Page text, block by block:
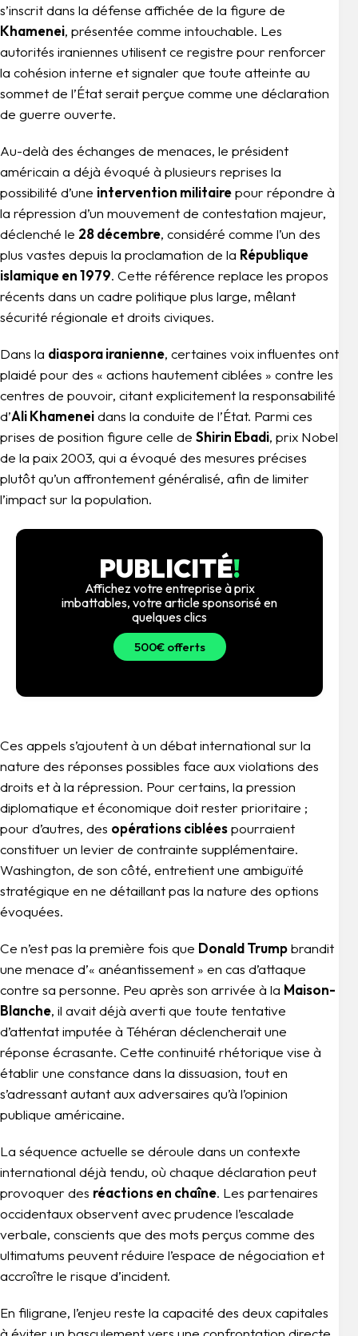
s’inscrit dans la défense affichée de la figure de
Khamenei, présentée comme intouchable. Les
autorités iraniennes utilisent ce registre pour renforcer
la cohésion interne et signaler que toute atteinte au
sommet de l’État serait perçue comme une déclaration
de guerre ouverte.
Au-delà des échanges de menaces, le président
américain a déjà évoqué à plusieurs reprises la
possibilité d’une intervention militairepour répondre à
la répression d’un mouvement de contestation majeur,
déclenché le 28 décembre, considéré comme l’un des
plus vastes depuis la proclamation de la République
islamique en 1979. Cette référence replace les propos
récents dans un cadre politique plus large, mêlant
sécurité régionale et droits civiques.
Dans la diaspora iranienne, certaines voix influentes ont
plaidé pour des « actions hautement ciblées » contre les
centres de pouvoir, citant explicitement la responsabilité
d’Ali Khameneidans la conduite de l’État. Parmi ces
prises de position figure celle de Shirin Ebadi, prix Nobel
de la paix 2003, qui a évoqué des mesures précises
plutôt qu’un affrontement généralisé, afin de limiter
l’impact sur la population.
PUBLICITÉ!
Affichez votre entreprise à prix
imbattables, votre article sponsorisé en
quelques clics
500€ offerts
Ces appels s’ajoutent à un débat international sur la
nature des réponses possibles face aux violations des
droits et à la répression. Pour certains, la pression
diplomatique et économique doit rester prioritaire ;
pour d’autres, des opérations cibléespourraient
constituer un levier de contrainte supplémentaire.
Washington, de son côté, entretient une ambiguïté
stratégique en ne détaillant pas la nature des options
évoquées.
Ce n’est pas la première fois que Donald Trumpbrandit
une menace d’« anéantissement » en cas d’attaque
contre sa personne. Peu après son arrivée à la Maison-
Blanche, il avait déjà averti que toute tentative
d’attentat imputée à Téhéran déclencherait une
réponse écrasante. Cette continuité rhétorique vise à
établir une constance dans la dissuasion, tout en
s’adressant autant aux adversaires qu’à l’opinion
publique américaine.
La séquence actuelle se déroule dans un contexte
international déjà tendu, où chaque déclaration peut
provoquer des réactions en chaîne. Les partenaires
occidentaux observent avec prudence l’escalade
verbale, conscients que des mots perçus comme des
ultimatums peuvent réduire l’espace de négociation et
accroître le risque d’incident.
En filigrane, l’enjeu reste la capacité des deux capitales